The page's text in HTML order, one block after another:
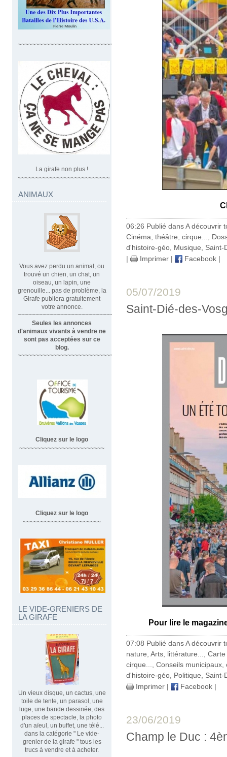
~~~~~~~~~~~~~~~~~~~~~~~~~~~~
La girafe non plus !
~~~~~~~~~~~~~~~~~~~~~~~~~~
ANIMAUX
Vous avez perdu un animal, ou
trouvé un chien, un chat, un
oiseau, un lapin, une
grenouille... pas de problème, la
Girafe publiera gratuitement
votre annonce.
~~~~~~~~~~~~~~~~~~~~~~~~~~~~
Seules les annonces
d'animaux vivants à vendre ne
sont pas acceptées sur ce
blog.
~~~~~~~~~~~~~~~~~~~~~~~~~~~~~~
Cliquez sur le logo
~~~~~~~~~~~~~~~~~~~~~~~~
Cliquez sur le logo
~~~~~~~~~~~~~~~~~~~~~~
LE VIDE-GRENIERS DE
LA GIRAFE
Un vieux disque, un cactus, une
toile de tente, un parasol, une
luge, une bande dessinée, des
places de spectacle, la photo
d'un aïeul, un buffet, une télé...
dans la catégorie " Le vide-
grenier de la girafe " tous les
trucs à vendre et à acheter.
06:26 Publié dansA découvrir
Cinéma, théâtre, cirque...,
d'histoire-géo, Musique, Saint-
|
Imprimer | Facebook |
05/07/2019
Saint-Dié-des-
Pour lire le
07:08 Publié dansA découvrir
nature Arts, littérature...
cirque...
Conseils municipaux,
d'histoire-géo Politique
Saint-
Imprimer | Facebook |
23/06/2019
Champ le Duc :